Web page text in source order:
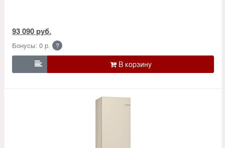
93 090 руб.
Бонусы: 0 р. ?
